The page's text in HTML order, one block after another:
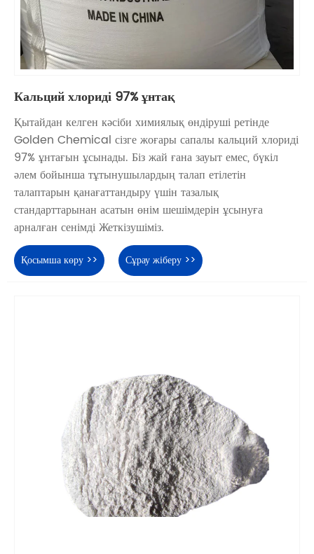
Кальций хлориді 97% ұнтақ
Қытайдан келген кәсіби химиялық өндіруші ретінде
Golden Chemical сізге жоғары сапалы кальций хлориді
97% ұнтағын ұсынады. Біз жай ғана зауыт емес, бүкіл
әлем бойынша тұтынушылардың талап етілетін
талаптарын қанағаттандыру үшін тазалық
стандарттарынан асатын өнім шешімдерін ұсынуға
арналған сенімді Жеткізушіміз.
Қосымша көру >> Сұрау жіберу >>